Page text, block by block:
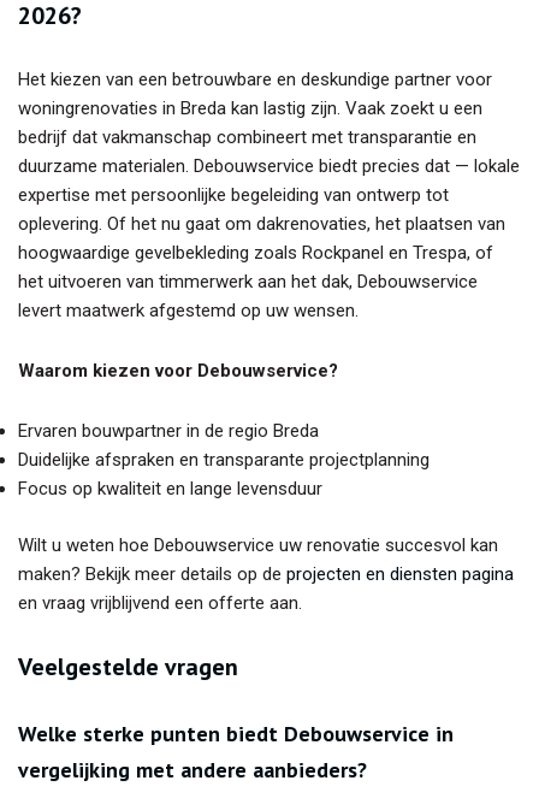
2026?
Het kiezen van een betrouwbare en deskundige partner voor
woningrenovaties in Breda kan lastig zijn. Vaak zoekt u een
bedrijf dat vakmanschap combineert met transparantie en
duurzame materialen. Debouwservice biedt precies dat — lokale
expertise met persoonlijke begeleiding van ontwerp tot
oplevering. Of het nu gaat om dakrenovaties, het plaatsen van
hoogwaardige gevelbekleding zoals Rockpanel en Trespa, of
het uitvoeren van timmerwerk aan het dak, Debouwservice
levert maatwerk afgestemd op uw wensen.
Waarom kiezen voor Debouwservice?
Ervaren bouwpartner in de regio Breda
Duidelijke afspraken en transparante projectplanning
Focus op kwaliteit en lange levensduur
Wilt u weten hoe Debouwservice uw renovatie succesvol kan
maken? Bekijk meer details op de projecten en diensten pagina
en vraag vrijblijvend een offerte aan.
Veelgestelde vragen
Welke sterke punten biedt Debouwservice in
vergelijking met andere aanbieders?